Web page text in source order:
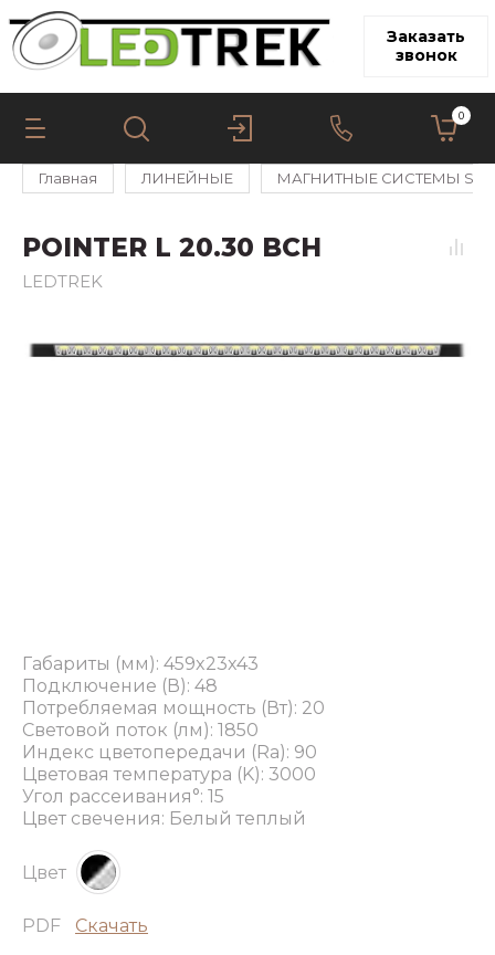
Заказать
звонок
0
Главная ЛИНЕЙНЫЕ МАГНИТНЫЕ СИСТЕМЫ
POINTER L 20.30 BCH
LEDTREK
Габариты (мм): 459x23x43
Подключение (В): 48
Потребляемая мощность (Вт): 20
Световой поток (лм): 1850
Индекс цветопередачи (Ra): 90
Цветовая температура (K): 3000
Угол рассеивания°: 15
Цвет свечения: Белый теплый
Цвет
PDF Скачать